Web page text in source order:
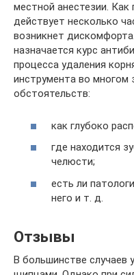
местной анестезии. Как
действует несколько
возникнет
назначается курс
процесса удаления
инструмента во
обстоятельств:
как глубоко
где находится
челюсти;
есть ли
него и т. д.
Отзывы
В большинстве случаев